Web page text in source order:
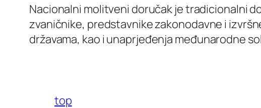
Nacionalni molitveni doručak je tradicionalni
zvaničnike, predstavnike zakonodavne i
državama, kao i unaprjeđenja međunarodne
top